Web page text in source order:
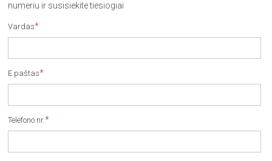
numeriu ir susisiekite tiesiogiai
Vardas*
E.paštas*
Telefono nr.*